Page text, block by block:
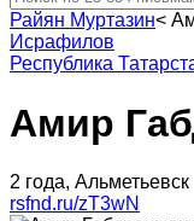
Райян Муртазин<
Исрафилов
Республика
Амир
2 года, Альметьевск
rsfnd.ru/zT3wN